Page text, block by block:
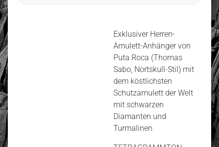
Exklusiver Herren-
Amulett-Anhänger von
Puta Roca (Thomas
Sabo, Nortskull-Stil) mit
dem köstlichsten
Schutzamulett der Welt
mit schwarzen
Diamanten und
Turmalinen